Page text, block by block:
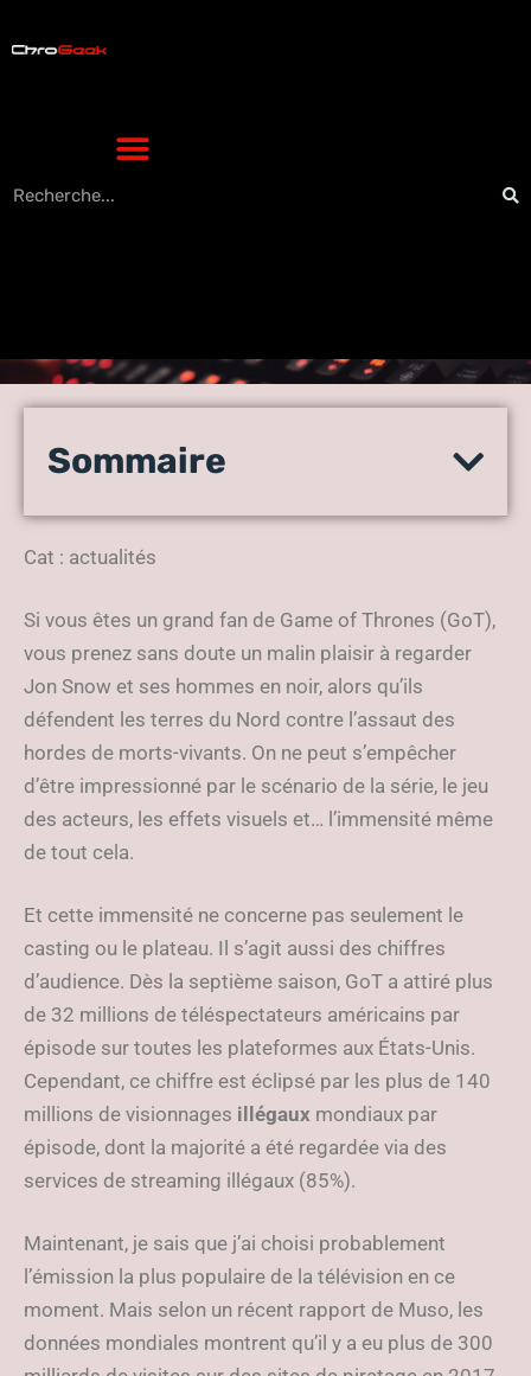
problème ou une
fournisseurs de services ?
Sommaire
Cat : actualités
Si vous êtes un grand fan de Game of Thrones (GoT),
vous prenez sans doute un malin plaisir à regarder
Jon Snow et ses hommes en noir, alors qu’ils
défendent les terres du Nord contre l’assaut des
hordes de morts-vivants. On ne peut s’empêcher
d’être impressionné par le scénario de la série, le jeu
des acteurs, les effets visuels et… l’immensité même
de tout cela.
Et cette immensité ne concerne pas seulement le
casting ou le plateau. Il s’agit aussi des chiffres
d’audience. Dès la septième saison, GoT a attiré plus
de 32 millions de téléspectateurs américains par
épisode sur toutes les plateformes aux États-Unis.
Cependant, ce chiffre est éclipsé par les plus de 140
millions de visionnages illégaux mondiaux par
épisode, dont la majorité a été regardée via des
services de streaming illégaux (85%).
Maintenant, je sais que j’ai choisi probablement
l’émission la plus populaire de la télévision en ce
moment. Mais selon un récent rapport de Muso, les
données mondiales montrent qu’il y a eu plus de 300